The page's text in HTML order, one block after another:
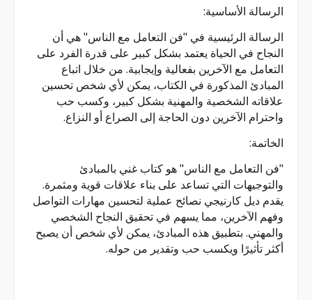
الرسالة الأساسية:
الرسالة الرئيسية في "فن التعامل مع الناس" هي أن
النجاح في الحياة يعتمد بشكل كبير على قدرة الفرد على
التعامل مع الآخرين بفعالية وإيجابية. من خلال اتباع
المبادئ المذكورة في الكتاب، يمكن لأي شخص تحسين
علاقاته الشخصية والمهنية بشكل كبير، وكسب حب
واحترام الآخرين دون الحاجة إلى الصراع أو النزاع.
الخاتمة:
"فن التعامل مع الناس" هو كتاب غني بالمبادئ
والتوجيهات التي تساعد على بناء علاقات قوية ومثمرة.
يقدم ديل كارنيجي نصائح عملية لتحسين مهارات التواصل
وفهم الآخرين، مما يسهم في تحقيق النجاح الشخصي
والمهني. بتطبيق هذه المبادئ، يمكن لأي شخص أن يصبح
أكثر تأثيرًا ويكسب حب وتقدير من حوله.